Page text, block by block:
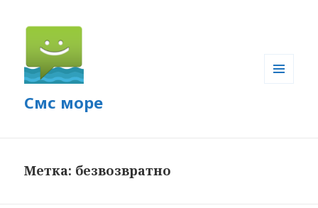
Смс море
Метка: безвозвратно